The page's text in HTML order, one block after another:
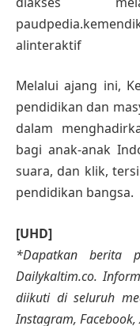
alinteraktif
Melalui ajang ini,
pendidikan dan
dalam
bagi anak-anak
suara, dan klik,
pendidikan bangsa.
[UHD]
*Dapatkan berita
Dailykaltim.co.
diikuti di seluruh
Instagram,